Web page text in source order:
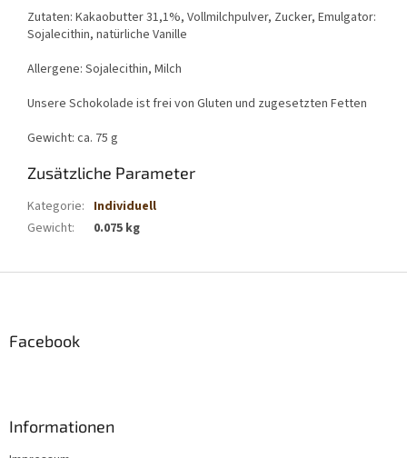
Zutaten: Kakaobutter 31,1%, Vollmilchpulver, Zucker, Emulgator:
Sojalecithin, natürliche Vanille
Allergene: Sojalecithin, Milch
Unsere Schokolade ist frei von Gluten und zugesetzten Fetten
Gewicht: ca. 75 g
Zusätzliche Parameter
Kategorie: Individuell
Gewicht: 0.075 kg
Facebook
Informationen